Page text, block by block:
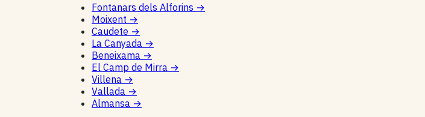
Fontanars dels Alforins →
Moixent →
Caudete →
La Canyada →
Beneixama →
El Camp de Mirra →
Villena →
Vallada →
Almansa →